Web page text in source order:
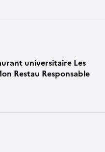
universitaire Les
Restau Responsable